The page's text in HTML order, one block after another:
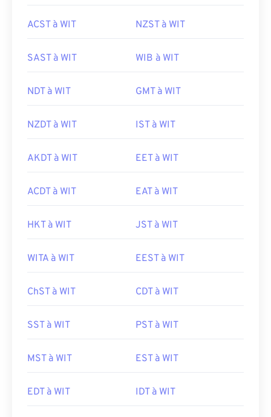
ACST à WIT NZST à WIT
SAST à WIT WIB à WIT
NDT à WIT GMT à WIT
NZDT à WIT IST à WIT
AKDT à WIT EET à WIT
ACDT à WIT EAT à WIT
HKT à WIT JST à WIT
WITA à WIT EEST à WIT
ChST à WIT CDT à WIT
SST à WIT PST à WIT
MST à WIT EST à WIT
EDT à WIT IDT à WIT